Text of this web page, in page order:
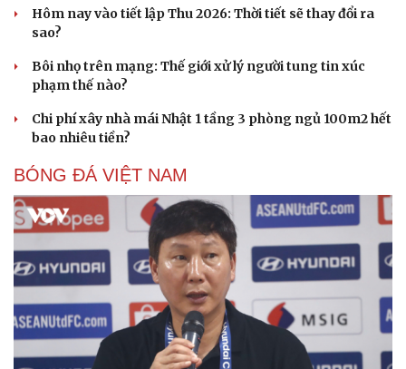
Sức khỏe
Dinh dưỡng - món ngon
Sản phụ khoa
Nhi khoa
Nam khoa
Làm đẹp - giảm cân
Phòng mạch online
Ăn sạch sống khỏe
Đời sống
Hôm nay vào tiết lập Thu 2026: Thời tiết sẽ thay đổi ra
sao?
Bôi nhọ trên mạng: Thế giới xử lý người tung tin xúc
phạm thế nào?
Chi phí xây nhà mái Nhật 1 tầng 3 phòng ngủ 100m2 hết
bao nhiêu tiền?
BÓNG ĐÁ VIỆT NAM